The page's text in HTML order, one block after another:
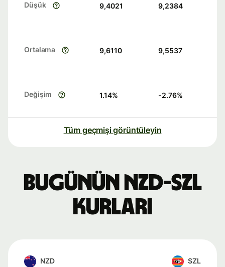
Düşük 9,4021 9,2384
Ortalama 9,6110 9,5537
Değişim 1.14% -2.76%
Tüm geçmişi görüntüleyin
Bugünün NZD-SZL
kurları
NZD SZL